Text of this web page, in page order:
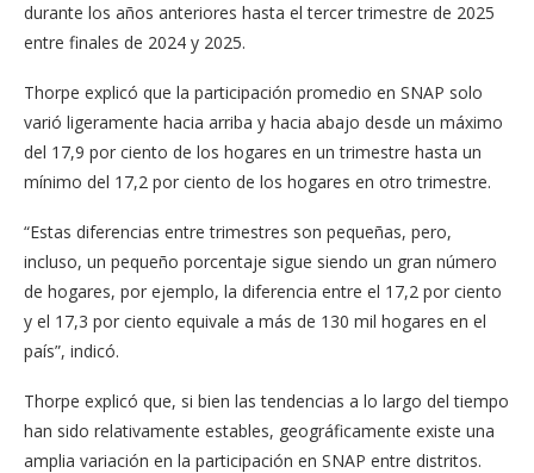
durante los años anteriores hasta el tercer trimestre de 2025
entre finales de 2024 y 2025.
Thorpe explicó que la participación promedio en SNAP solo
varió ligeramente hacia arriba y hacia abajo desde un máximo
del 17,9 por ciento de los hogares en un trimestre hasta un
mínimo del 17,2 por ciento de los hogares en otro trimestre.
“Estas diferencias entre trimestres son pequeñas, pero,
incluso, un pequeño porcentaje sigue siendo un gran número
de hogares, por ejemplo, la diferencia entre el 17,2 por ciento
y el 17,3 por ciento equivale a más de 130 mil hogares en el
país”, indicó.
Thorpe explicó que, si bien las tendencias a lo largo del tiempo
han sido relativamente estables, geográficamente existe una
amplia variación en la participación en SNAP entre distritos.